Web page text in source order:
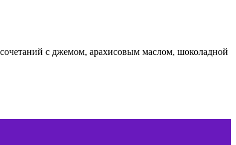
с джемом, арахисовым маслом, шоколадной